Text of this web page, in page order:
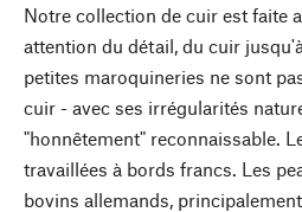
Notre collection de cuir est faite
attention du détail, du cuir
petites maroquineries ne sont
cuir - avec ses irrégularités
"honnêtement" reconnaissable.
travaillées à bords francs. Les
bovins allemands,